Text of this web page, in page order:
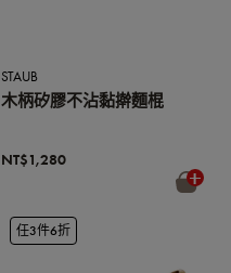
STAUB
木柄矽膠不沾黏擀麵棍
NT$1,280
任3件6折